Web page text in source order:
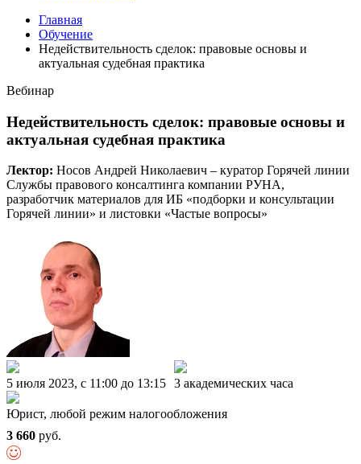
Главная
Обучение
Недействительность сделок: правовые основы и
актуальная судебная практика
Вебинар
Недействительность сделок: правовые основы и
актуальная судебная практика
Лектор: Носов Андрей Николаевич – куратор Горячей линии
Службы правового консалтинга компании РУНА,
разработчик материалов для ИБ «подборки и консультации
Горячей линии» и листовки «Частые вопросы»
5 июля 2023, c 11:00 до 13:15 3 академических часа
Юрист, любой режим налогообложения
3 660 руб.